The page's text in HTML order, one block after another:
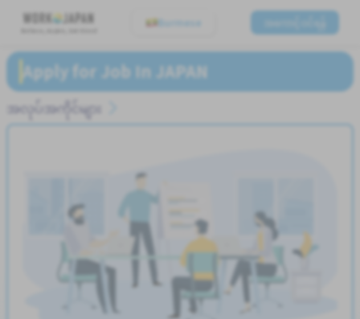
Burmese
Apply for Job In JAPAN
အလုပ်အကိုင်များ